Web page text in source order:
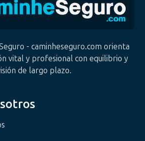
- caminheseguro.com orienta
vital y profesional con equilibrio y
de largo plazo.